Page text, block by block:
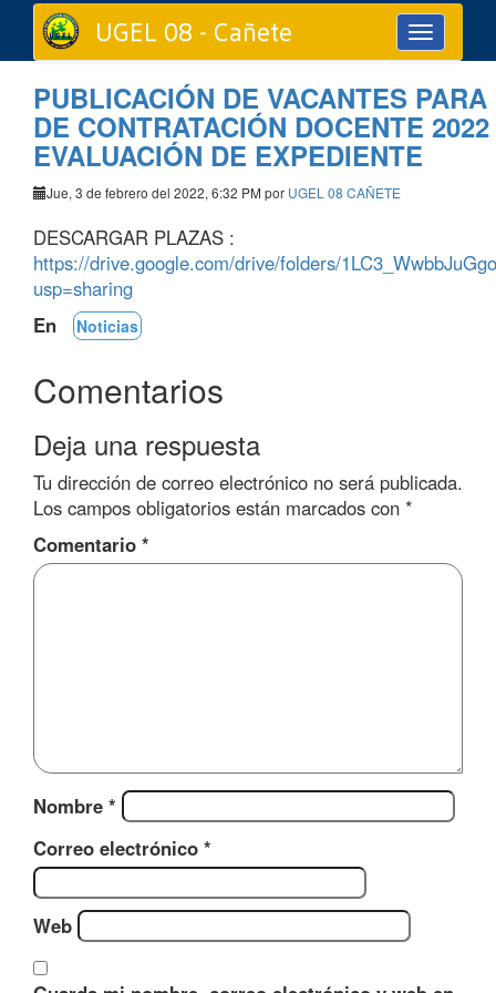
Toggle
navigation
UGEL 08 - Cañete
PUBLICACIÓN DE VACANTES
DE CONTRATACIÓN DOCENTE
EVALUACIÓN DE EXPEDIENTE
Jue, 3 de febrero del 2022, 6:32 PM por UGEL 08 CAÑETE
DESCARGAR PLAZAS :
https://drive.google.com/drive/folders/
usp=sharing
En
Noticias
Comentarios
Deja una respuesta
Tu dirección de correo electrónico no será publicada.
Los campos obligatorios están marcados con *
Comentario *
Nombre *
Correo electrónico *
Web